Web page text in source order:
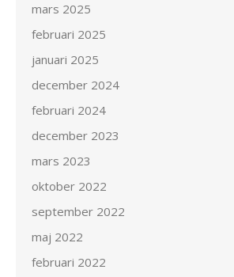
mars 2025
februari 2025
januari 2025
december 2024
februari 2024
december 2023
mars 2023
oktober 2022
september 2022
maj 2022
februari 2022